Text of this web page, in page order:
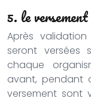
5. le
Après
seront versées
chaque
avant, pendant
versement sont